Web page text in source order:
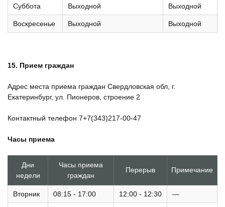
Суббота Выходной Выходной
Воскресенье Выходной Выходной
15. Прием граждан
Адрес места приема граждан Свердловская обл, г.
Екатеринбург, ул. Пионеров, строение 2
Контактный телефон 7+7(343)217-00-47
Часы приема
Дни
недели
Часы приема
граждан
Перерыв Примечание
Вторник 08:15 - 17:00 12:00 - 12:30 —